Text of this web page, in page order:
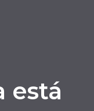
está